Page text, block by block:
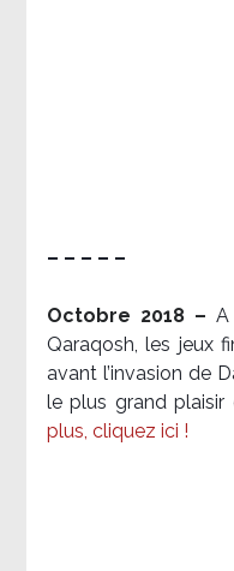
– – – – –
Octobre 2018 – A
Qaraqosh, les jeux
avant l’invasion de
le plus grand plaisir
plus, cliquez ici !